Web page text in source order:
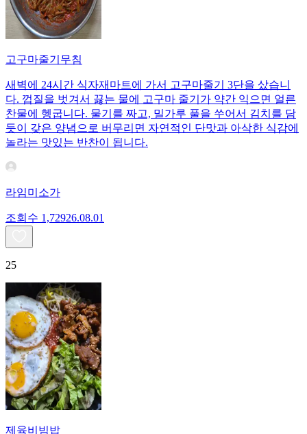
고구마줄기무침
새벽에 24시간 식자재마트에 가서 고구마줄기 3단을 샀습니
다. 껍질을 벗겨서 끓는 물에 고구마 줄기가 약간 익으면 얼른
찬물에 헹굽니다. 물기를 짜고, 밀가루 풀을 쑤어서 김치를 담
듯이 갖은 양념으로 버무리면 자연적인 단맛과 아삭한 식감에
놀라는 맛있는 반찬이 됩니다.
라임미소가
조회수 1,72926.08.01
25
제육비빔밥